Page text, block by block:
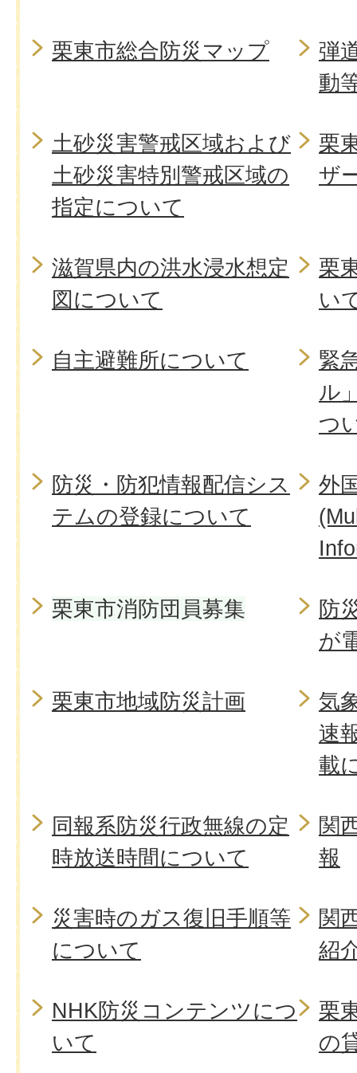
栗東市総合防災マップ
弾
動
土砂災害警戒区域および
土砂災害特別警戒区域の
指定について
栗
ザ
滋賀県内の洪水浸水想定
図について
栗
い
自主避難所について
緊
ル
つ
防災・防犯情報配信シス
テムの登録について
外
栗東市消防団員募集
防
が
栗東市地域防災計画
気
速
載
同報系防災行政無線の定
時放送時間について
関
報
災害時のガス復旧手順等
について
関
紹
NHK防災コンテンツにつ
いて
栗
の